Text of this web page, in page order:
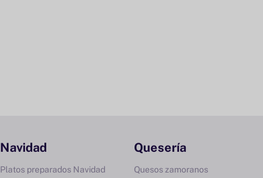
Navidad
Platos preparados Navidad
Quesería
Quesos zamoranos